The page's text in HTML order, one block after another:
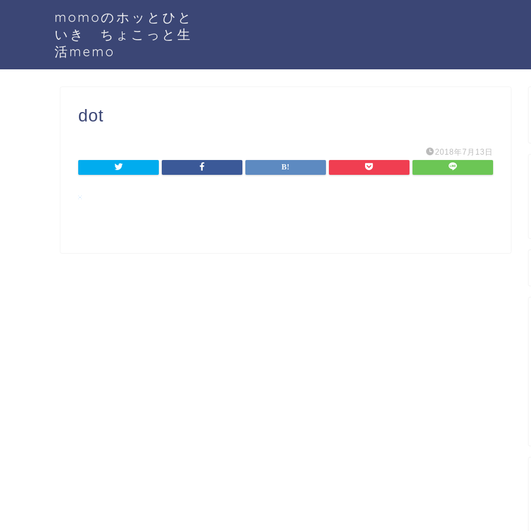
momoのホッとひと
いき ちょこっと生
活memo
dot
2018年7月13日